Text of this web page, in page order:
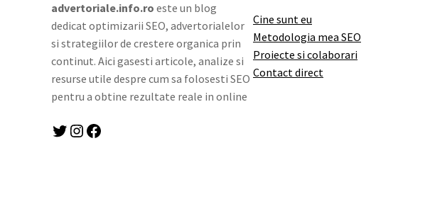
advertoriale.info.ro este un blog
dedicat optimizarii SEO, advertorialelor
si strategiilor de crestere organica prin
continut. Aici gasesti articole, analize si
resurse utile despre cum sa folosesti SEO
pentru a obtine rezultate reale in online
Twitter Instagram Facebook
Cine sunt eu
Metodologia mea SEO
Proiecte si colaborari
Contact direct